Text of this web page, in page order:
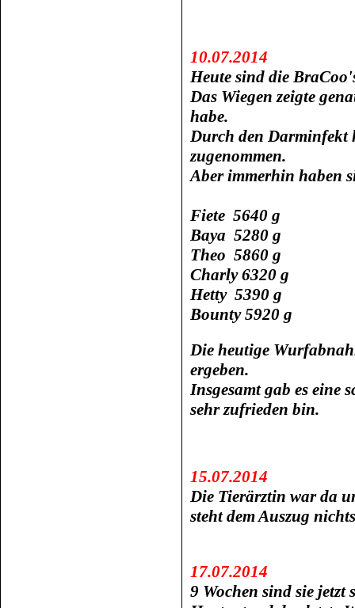
10.07.2014
Heute sind die
Das Wiegen zeigte
habe.
Durch den Darminfekt
zugenommen.
Aber immerhin haben
Fiete 5640 g
Baya 5280 g
Theo 5860 g
Charly 6320 g
Hetty 5390 g
Bounty 5920 g
Die heutige
ergeben.
Insgesamt gab es eine
sehr zufrieden bin.
15.07.2014
Die Tierärztin war da
steht dem Auszug
17.07.2014
9 Wochen sind sie jetzt